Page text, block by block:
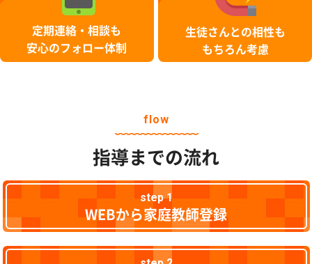
定期連絡・相談も
安心のフォロー体制
生徒さんとの相性も
もちろん考慮
flow
指導までの流れ
step 1
WEBから家庭教師登録